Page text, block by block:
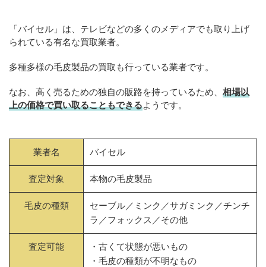
「バイセル」は、テレビなどの多くのメディアでも取り上げ
られている有名な買取業者。
多種多様の毛皮製品の買取も行っている業者です。
なお、高く売るための独自の販路を持っているため、 相場以
上の価格で買い取ることもできるようです。
業者名 バイセル
査定対象 本物の毛皮製品
毛皮の種類
セーブル／ミンク／サガミンク／チンチ
ラ／フォックス／その他
査定可能
・古くて状態が悪いもの
・毛皮の種類が不明なもの